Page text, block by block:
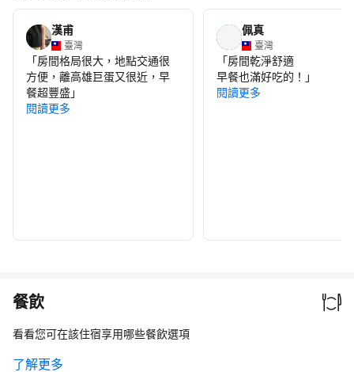
漢甫
臺灣
「房間格局很大，地點交通很
方便，離高雄巨蛋又很近，早
餐超豐盛」
閱讀更多
佩真
臺灣
「房間乾淨舒適
早餐也滿好吃的！ 」
閱讀更多
餐飲
看看您可在該住宿享用哪些餐飲選項
了解更多